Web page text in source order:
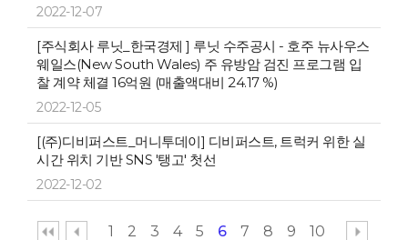
2022-12-07
[주식회사 루닛_한국경제 ] 루닛 수주공시 - 호주 뉴사우스
웨일스(New South Wales) 주 유방암 검진 프로그램 입
찰 계약 체결 16억원 (매출액대비 24.17 %)
2022-12-05
[(주)디비퍼스트_머니투데이] 디비퍼스트, 트럭커 위한 실
시간 위치 기반 SNS '탱고' 첫선
2022-12-02
1 2 3 4 5 6 7 8 9 10